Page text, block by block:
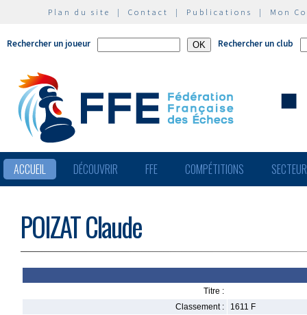
Plan du site | Contact | Publications | Mon
Rechercher un joueur Rechercher un club
ACCUEIL DÉCOUVRIR FFE COMPÉTITIONS
POIZAT Claude
Titre :
Classement :
1611 F